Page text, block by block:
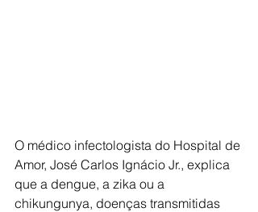
O médico infectologista do Hospital de
Amor, José Carlos Ignácio Jr., explica
que a dengue, a zika ou a
chikungunya, doenças transmitidas